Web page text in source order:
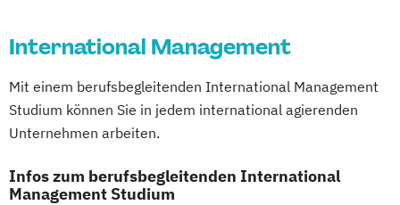
International Management
Mit einem berufsbegleitenden International Management
Studium können Sie in jedem international agierenden
Unternehmen arbeiten.
Infos zum berufsbegleitenden International
Management Studium